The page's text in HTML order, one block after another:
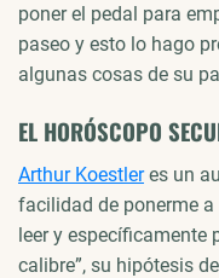
poner el pedal para
paseo y esto lo hago
algunas cosas de su
EL HORÓSCOPO
Arthur Koestleres un
facilidad de ponerme
leer y específicamente
calibre”, su hipótesis